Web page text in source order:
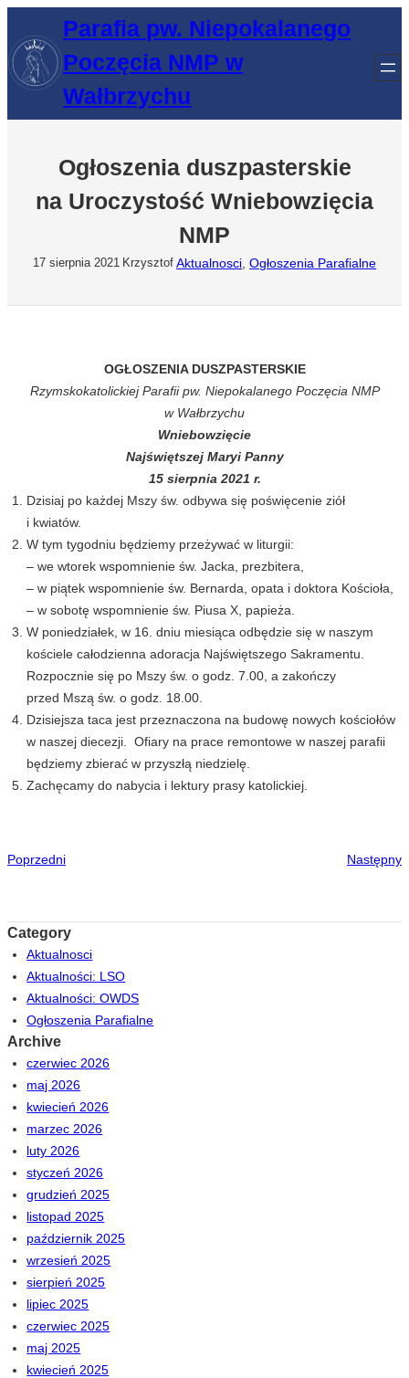
treści
Parafia pw. Niepokalanego
Poczęcia NMP w
Wałbrzychu
Ogłoszenia duszpasterskie
na Uroczystość Wniebowzięcia
NMP
17 sierpnia 2021 Krzysztof Aktualnosci , Ogłoszenia Parafialne
OGŁOSZENIA DUSZPASTERSKIE
Rzymskokatolickiej Parafii pw. Niepokalanego Poczęcia NMP
w Wałbrzychu
Wniebowzięcie
Najświętszej Maryi Panny
15 sierpnia 2021 r.
Dzisiaj po każdej Mszy św. odbywa się poświęcenie ziół
i kwiatów.
W tym tygodniu będziemy przeżywać w liturgii:
– we wtorek wspomnienie św. Jacka, prezbitera,
– w piątek wspomnienie św. Bernarda, opata i doktora Kościoła,
– w sobotę wspomnienie św. Piusa X, papieża.
W poniedziałek, w 16. dniu miesiąca odbędzie się w naszym
kościele całodzienna adoracja Najświętszego Sakramentu.
Rozpocznie się po Mszy św. o godz. 7.00, a zakończy
przed Mszą św. o godz. 18.00.
Dzisiejsza taca jest przeznaczona na budowę nowych kościołów
w naszej diecezji. Ofiary na prace remontowe w naszej parafii
będziemy zbierać w przyszłą niedzielę.
Zachęcamy do nabycia i lektury prasy katolickiej.
Poprzedni Następny
Category
Aktualnosci
Aktualności: LSO
Aktualności: OWDS
Ogłoszenia Parafialne
Archive
czerwiec 2026
maj 2026
kwiecień 2026
marzec 2026
luty 2026
styczeń 2026
grudzień 2025
listopad 2025
październik 2025
wrzesień 2025
sierpień 2025
lipiec 2025
czerwiec 2025
maj 2025
kwiecień 2025